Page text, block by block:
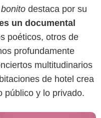
destaca por su
un documental
poéticos, otros de
profundamente
multitudinarios
de hotel crea
público y lo privado.